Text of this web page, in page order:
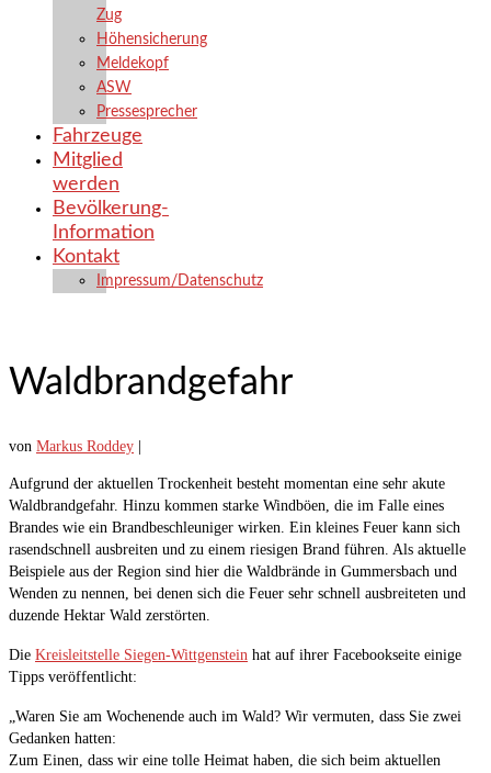
Zug
Höhensicherung
Meldekopf
ASW
Pressesprecher
Fahrzeuge
Mitglied
werden
Bevölkerung-
Information
Kontakt
Impressum/Datenschutz
Waldbrandgefahr
von Markus Roddey
Aufgrund der aktuellen Trockenheit besteht momentan eine sehr akute
Waldbrandgefahr. Hinzu kommen starke Windböen, die im Falle eines
Brandes wie ein Brandbeschleuniger wirken. Ein kleines Feuer kann sich
rasendschnell ausbreiten und zu einem riesigen Brand führen. Als aktuelle
Beispiele aus der Region sind hier die Waldbrände in Gummersbach und
Wenden zu nennen, bei denen sich die Feuer sehr schnell ausbreiteten und
duzende Hektar Wald zerstörten.
Die Kreisleitstelle Siegen-Wittgenstein hat auf ihrer Facebookseite einige
Tipps veröffentlicht:
„Waren Sie am Wochenende auch im Wald? Wir vermuten, dass Sie zwei
Gedanken hatten:
Zum Einen, dass wir eine tolle Heimat haben, die sich beim aktuellen